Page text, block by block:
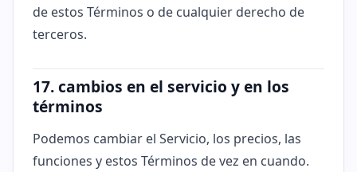
de estos Términos o de cualquier derecho de
terceros.
17. cambios en el servicio y en los
términos
Podemos cambiar el Servicio, los precios, las
funciones y estos Términos de vez en cuando.